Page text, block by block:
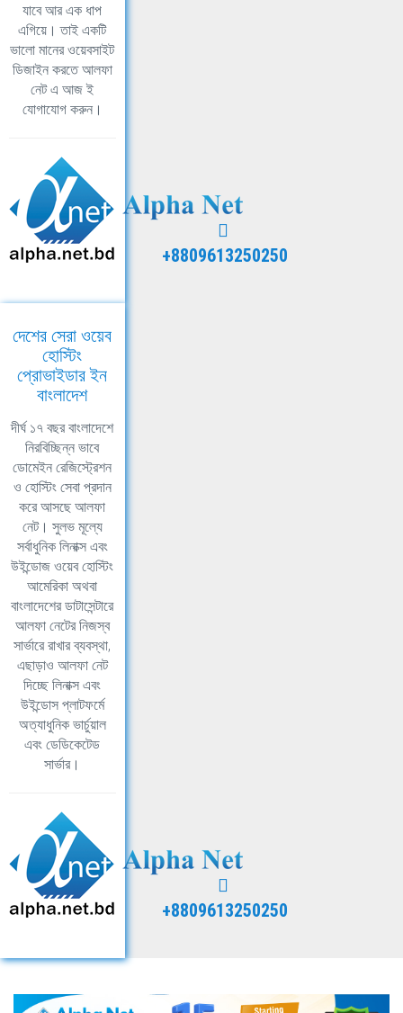
যাবে আর এক ধাপ
এগিয়ে। তাই একটি
ভালো মানের ওয়েবসাইট
ডিজাইন করতে আলফা
নেট এ আজ ই
যোগাযোগ করুন।
+8809613250250
দেশের সেরা ওয়েব
হোস্টিং
প্রোভাইডার ইন
বাংলাদেশ
দীর্ঘ ১৭ বছর বাংলাদেশে
নিরবিচ্ছিন্ন ভাবে
ডোমেইন রেজিস্ট্রেশন
ও হোস্টিং সেবা প্রদান
করে আসছে আলফা
নেট। সুলভ মূল্যে
সর্বাধুনিক লিনাক্স এবং
উইন্ডোজ ওয়েব হোস্টিং
আমেরিকা অথবা
বাংলাদেশের ডাটাসেন্টারে
আলফা নেটের নিজস্ব
সার্ভারে রাখার ব্যবস্থা,
এছাড়াও আলফা নেট
দিচ্ছে লিনাক্স এবং
উইন্ডোস প্লাটফর্মে
অত্যাধুনিক ভার্চুয়াল
এবং ডেডিকেটেড
সার্ভার।
+8809613250250